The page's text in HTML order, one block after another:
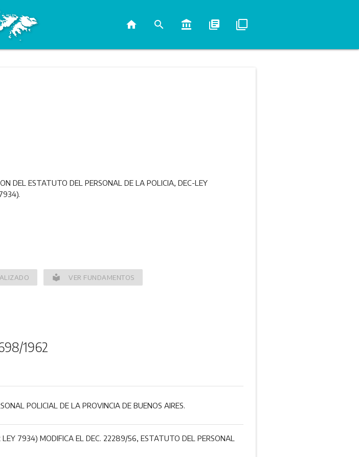
home search account_balance library_books filter_none
DEL ESTATUTO DEL PERSONAL DE LA POLICIA, DEC-LEY
local_library VER FUNDAMENTOS
1962
POLICIAL DE LA PROVINCIA DE BUENOS AIRES.
7934) MODIFICA EL DEC. 22289/56, ESTATUTO DEL PERSONAL